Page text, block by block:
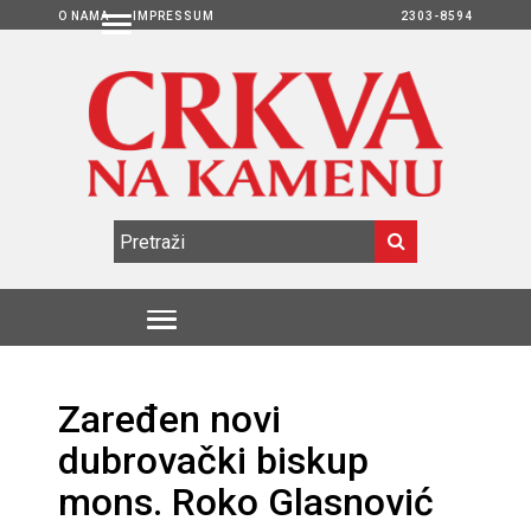
O NAMA IMPRESSUM 2303-8594
Zaređen novi
dubrovački biskup
mons. Roko Glasnović